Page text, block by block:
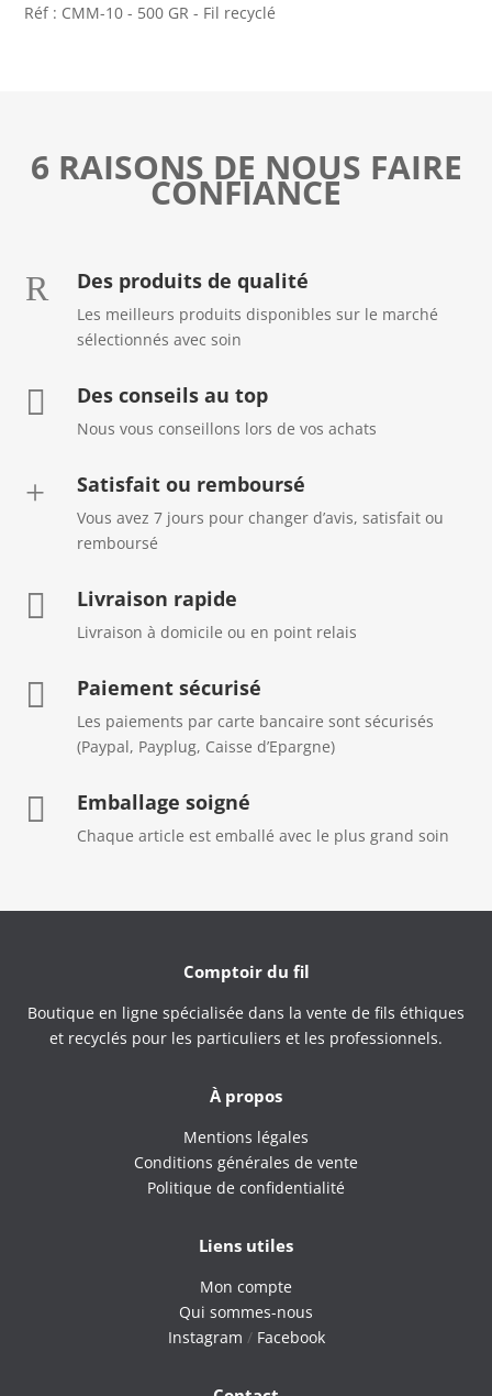
Réf : CMM-10 - 500 GR - Fil recyclé
6 RAISONS DE NOUS FAIRE
CONFIANCE
R Des produits de qualité
Les meilleurs produits disponibles sur le marché
sélectionnés avec soin
 Des conseils au top
Nous vous conseillons lors de vos achats
+ Satisfait ou remboursé
Vous avez 7 jours pour changer d’avis, satisfait ou
remboursé
 Livraison rapide
Livraison à domicile ou en point relais
 Paiement sécurisé
Les paiements par carte bancaire sont sécurisés
(Paypal, Payplug, Caisse d’Epargne)
 Emballage soigné
Chaque article est emballé avec le plus grand soin
Comptoir du fil
Boutique en ligne spécialisée dans la vente de fils éthiques
et recyclés pour les particuliers et les professionnels.
À propos
Mentions légales
Conditions générales de vente
Politique de confidentialité
Liens utiles
Mon compte
Qui sommes-nous
Instagram / Facebook